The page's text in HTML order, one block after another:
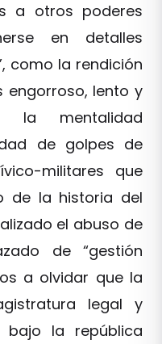
a otros poderes
en detalles
como la rendición
engorroso, lento y
la mentalidad
de golpes de
militares que
de la historia del
el abuso de
de “gestión
a olvidar que la
legal y
bajo la república